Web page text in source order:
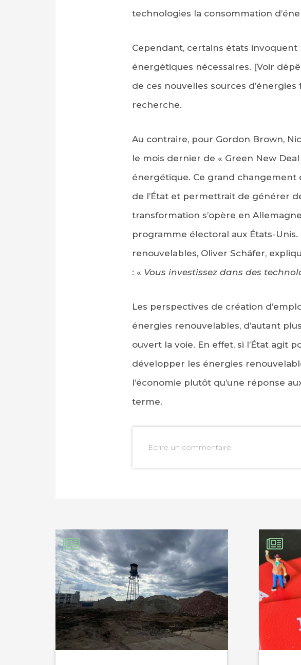
IMPRIMER
technologies la consommation
Cependant, certains états
énergétiques nécessaires. [Voir
de ces nouvelles sources
recherche.
Au contraire, pour Gordon Brown,
le mois dernier de « Green New
énergétique. Ce grand changement
de l’État et permettrait de générer
transformation s’opère en
programme électoral aux États-
renouvelables, Oliver Schäfer,
: « Vous investissez dans des
Les perspectives de création
énergies renouvelables, d’autant
ouvert la voie. En effet, si l’État agit
développer les énergies
l’économie plutôt qu’une réponse
terme.
Ecrire un commentaire